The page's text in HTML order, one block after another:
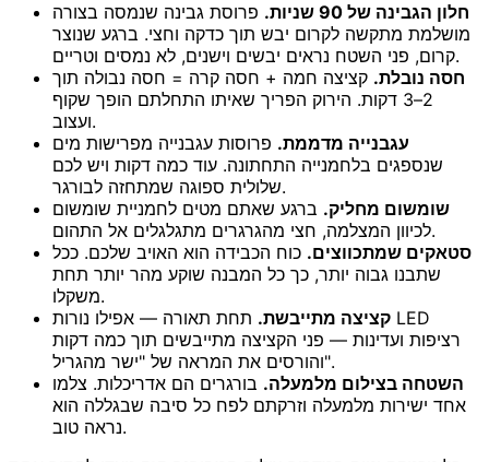
חלון הגבינה של 90 שניות.
פרוסת גבינה שנמסה בצורה
מושלמת מתקשה לקרום יבש תוך כדקה וחצי. ברגע שנוצר
קרום, פני השטח נראים יבשים וישנים, לא נמסים וטריים.
חסה נובלת. קציצה חמה + חסה קרה = חסה נבולה תוך
2–3 דקות. הירוק הפריך שאיתו התחלתם הופך שקוף
ועצוב.
עגבנייה מדממת. פרוסות עגבנייה מפרישות מים
שנספגים בלחמנייה התחתונה. עוד כמה דקות ויש לכם
שלולית ספוגה שמתחזה לבורגר.
שומשום מחליק. ברגע שאתם מטים לחמניית שומשום
לכיוון המצלמה, חצי מהגרגרים מתגלגלים אל התהום.
סטאקים שמתכווצים. כוח הכבידה הוא האויב שלכם. ככל
שתבנו גבוה יותר, כך כל המבנה שוקע מהר יותר תחת
משקלו.
קציצה מתייבשת. תחת תאורה — אפילו נורות LED
רציפות ועדינות — פני הקציצה מתייבשים תוך כמה דקות
והורסים את המראה של "ישר מהגריל".
השטחה בצילום מלמעלה. בורגרים הם אדריכלות. צלמו
אחד ישירות מלמעלה וזרקתם לפח כל סיבה שבגללה הוא
נראה טוב.